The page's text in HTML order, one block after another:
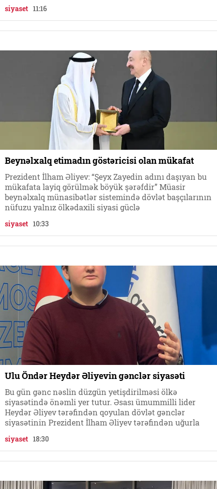
siyaset 11:16
Beynəlxalq etimadın göstəricisi olan mükafat
Prezident İlham Əliyev: “Şeyx Zayedin adını daşıyan bu
mükafata layiq görülmək böyük şərəfdir” Müasir
beynəlxalq münasibətlər sistemində dövlət başçılarının
nüfuzu yalnız ölkədaxili siyasi güclə
siyaset 10:33
Ulu Öndər Heydər Əliyevin gənclər siyasəti
Bu gün gənc nəslin düzgün yetişdirilməsi ölkə
siyasətində önəmli yer tutur. Əsası ümummilli lider
Heydər Əliyev tərəfindən qoyulan dövlət gənclər
siyasətinin Prezident İlham Əliyev tərəfindən uğurla
siyaset 18:30